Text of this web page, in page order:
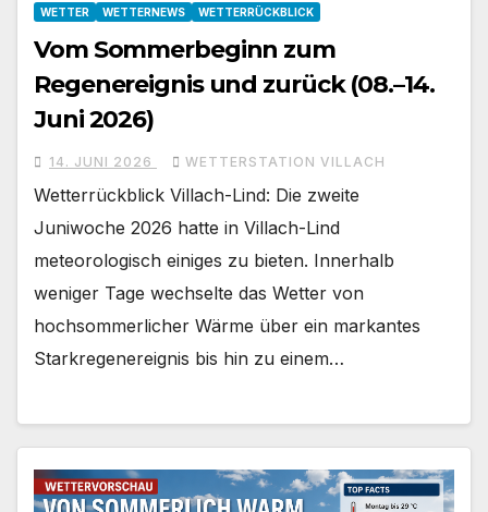
WETTER WETTERNEWS WETTERRÜCKBLICK
Vom Sommerbeginn zum
Regenereignis und zurück (08.–14.
Juni 2026)
14. JUNI 2026 WETTERSTATION VILLACH
Wetterrückblick Villach-Lind: Die zweite
Juniwoche 2026 hatte in Villach-Lind
meteorologisch einiges zu bieten. Innerhalb
weniger Tage wechselte das Wetter von
hochsommerlicher Wärme über ein markantes
Starkregenereignis bis hin zu einem…